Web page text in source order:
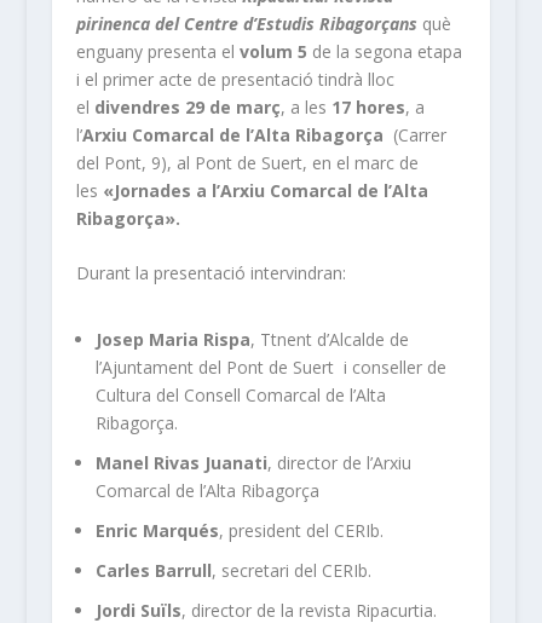
pirinenca del Centre d’Estudis Ribagorçans què
enguany presenta el volum 5 de la segona etapa
i el primer acte de presentació tindrà lloc
el divendres 29 de març, a les 17 hores, a
l’Arxiu Comarcal de l’Alta Ribagorça (Carrer
del Pont, 9), al Pont de Suert, en el marc de
les «Jornades a l’Arxiu Comarcal de l’Alta
Ribagorça».
Durant la presentació intervindran:
Josep Maria Rispa, Ttnent d’Alcalde de
l’Ajuntament del Pont de Suert i conseller de
Cultura del Consell Comarcal de l’Alta
Ribagorça.
Manel Rivas Juanati, director de l’Arxiu
Comarcal de l’Alta Ribagorça
Enric Marqués, president del CERIb.
Carles Barrull, secretari del CERIb.
Jordi Suïls, director de la revista Ripacurtia.